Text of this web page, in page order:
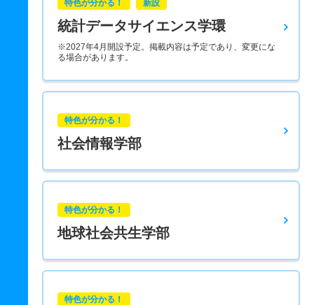
特色が分かる！ 新設
統計データサイエンス学環
※2027年4月開設予定。掲載内容は予定であり、変更にな
る場合があります。
特色が分かる！
社会情報学部
特色が分かる！
地球社会共生学部
特色が分かる！